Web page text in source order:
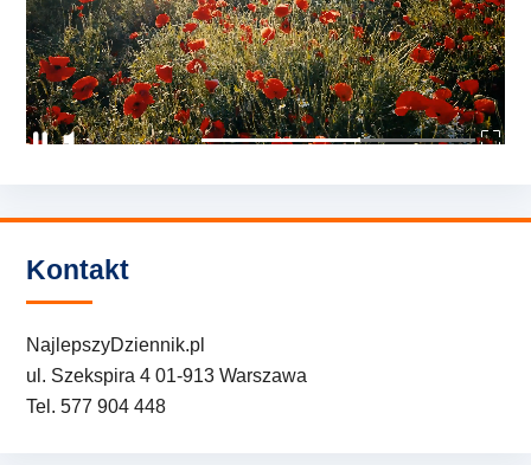
Kontakt
NajlepszyDziennik.pl
ul. Szekspira 4 01-913 Warszawa
Tel. 577 904 448